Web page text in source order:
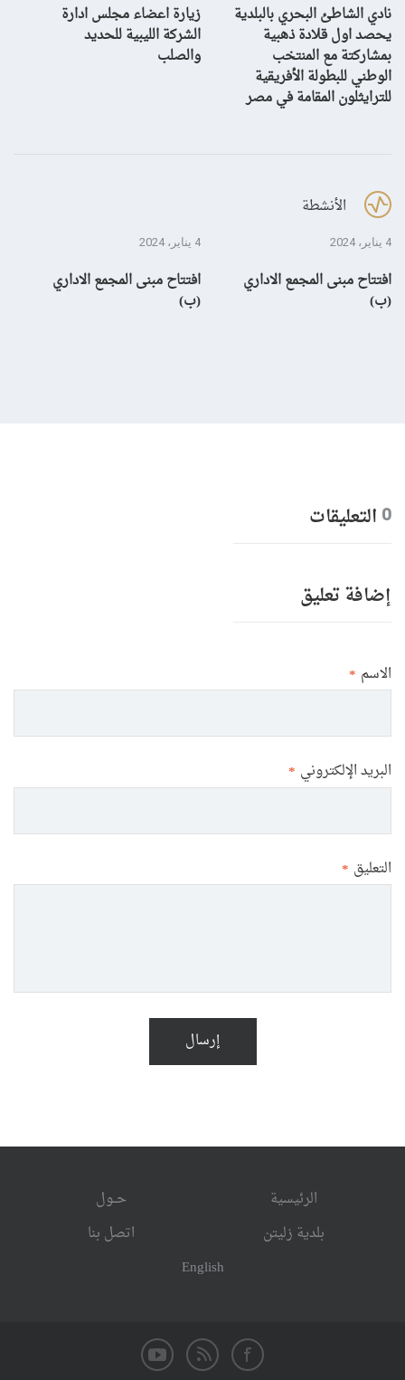
نادي الشاطئ البحري بالبلدية
يحصد اول قلادة ذهبية
بمشاركتة مع المنتخب
الوطني للبطولة الأفريقية
للترايثلون المقامة في مصر
زيارة اعضاء مجلس ادارة
الشركة الليبية للحديد
والصلب
الأنشطة
4 يناير، 2024
افتتاح مبنى المجمع الاداري
(ب)
4 يناير، 2024
افتتاح مبنى المجمع الاداري
(ب)
0 التعليقات
إضافة تعليق
الاسم *
البريد الإلكتروني *
التعليق *
إرسال
الرئيسية
حــول
بلدية زليتن
اتصل بنا
English